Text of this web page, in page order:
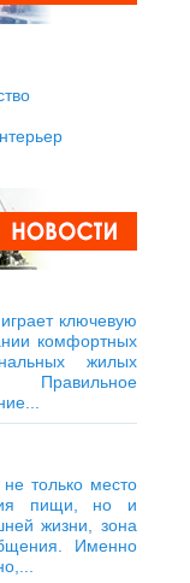
ключевую
комфортных
жилых
Правильное
только место
пищи, но и
жизни, зона
Именно